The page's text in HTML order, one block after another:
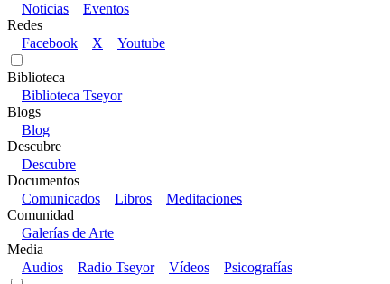
Noticias
Eventos
Redes
Facebook
X Youtube
Biblioteca
Biblioteca Tseyor
Blogs
Blog
Descubre
Descubre
Documentos
Comunicados
Libros
Meditaciones
Comunidad
Galerías de Arte
Media
Audios
Radio Tseyor Vídeos Psicografías